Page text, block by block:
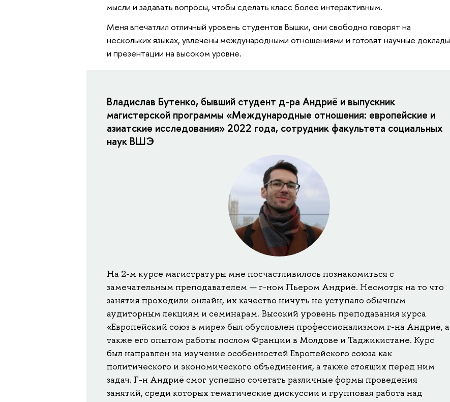
мысли и задавать вопросы, чтобы сделать класс более интерактивным.
Меня впечатлил отличный уровень студентов Вышки, они свободно говорят на
нескольких языках, увлечены международными отношениями и готовят научные доклады
и презентации на высоком уровне.
Владислав Бутенко, бывший студент д-ра Андриё и выпускник
магистерской программы «Международные отношения: европейские и
азиатские исследования» 2022 года, сотрудник факультета социальных
наук ВШЭ
На 2-м курсе магистратуры мне посчастливилось познакомиться с
замечательным преподавателем — г-ном Пьером Андриё. Несмотря на то что
занятия проходили онлайн, их качество ничуть не уступало обычным
аудиторным лекциям и семинарам. Высокий уровень преподавания курса
«Европейский союз в мире» был обусловлен профессионализмом г-на Андриё, а
также его опытом работы послом Франции в Молдове и Таджикистане. Курс
был направлен на изучение особенностей Европейского союза как
политического и экономического объединения, а также стоящих перед ним
задач. Г-н Андриё смог успешно сочетать различные формы проведения
занятий, среди которых тематические дискуссии и групповая работа над